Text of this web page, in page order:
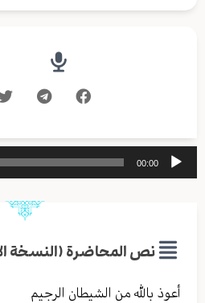
مشغل
الصوت
00:00
نص المحاضرة (النسخة
أعوذ بالله من الشيطان الرجيم